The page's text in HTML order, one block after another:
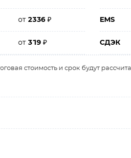
от2336₽ EMS
от319₽ СДЭК
стоимость и срок будут